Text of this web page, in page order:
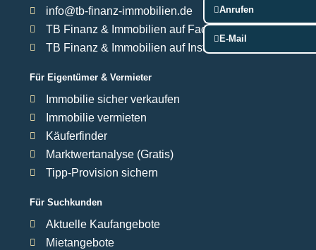
Anrufen
E-Mail
info@tb-finanz-immobilien.de
TB Finanz & Immobilien auf Facebook
TB Finanz & Immobilien auf Instagram
Für Eigentümer & Vermieter
Immobilie sicher verkaufen
Immobilie vermieten
Käuferfinder
Marktwertanalyse (Gratis)
Tipp-Provision sichern
Für Suchkunden
Aktuelle Kaufangebote
Mietangebote